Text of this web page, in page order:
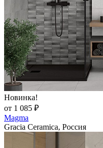
Новинка!
от 1 085 ₽
Magma
Gracia Ceramica, Россия